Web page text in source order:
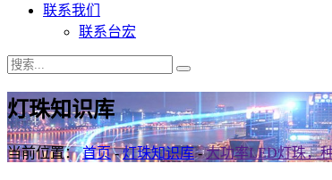
联系我们
联系台宏
灯珠知识库
当前位置：首页-灯珠知识库-大功率LED灯珠，